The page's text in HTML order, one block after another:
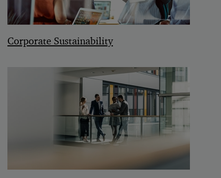
Corporate Sustainability